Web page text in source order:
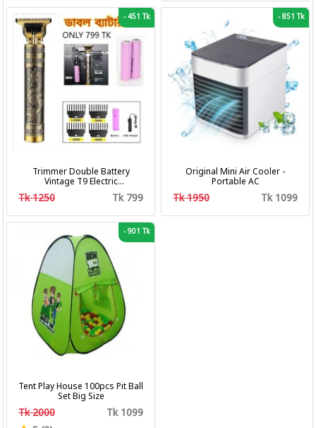
-451 Tk
Trimmer Double Battery
Vintage T9 Electric
Professional Hair Clipper Hair
Cutting Machine Trimmer
Tk 1250 Tk 799
-851 Tk
Original Mini Air Cooler -
Portable AC
Tk 1950 Tk 1099
-901 Tk
Tent Play House 100pcs Pit Ball
Set Big Size
Tk 2000
Tk 1099